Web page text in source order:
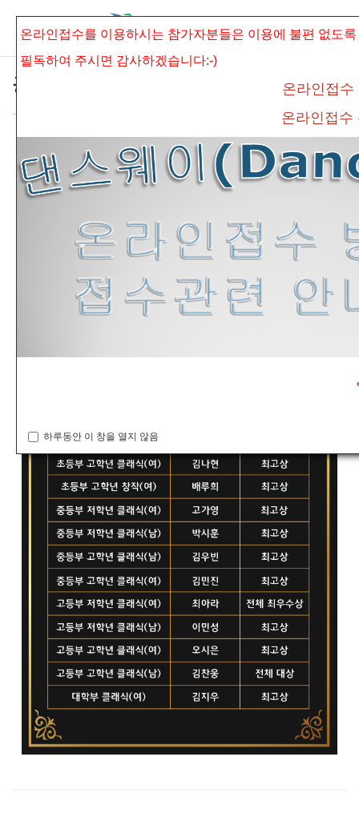
공지사항
*제4회 광주.전남 전국발레콩쿠르 최고상 수
상자 안내*
admin 조회 수541 추천 수 0 댓글0
온라인접수를 이용하시는 참가자분들은 이용에 불편 없도록
필독하여 주시면 감사하겠습니다:-)
온라인접수
온라인접
하루동안 이 창을 열지 않음
Sketchbook5, 스케치북5
Sketchbook5, 스케치북5